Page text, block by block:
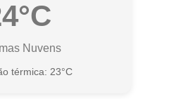
Nuvens
térmica: 23°C